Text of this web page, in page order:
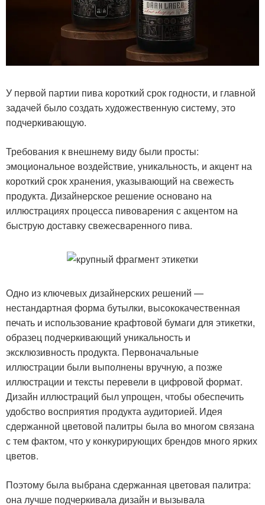
У первой партии пива короткий срок годности, и главной
задачей было создать художественную систему, это
подчеркивающую.
Требования к внешнему виду были просты:
эмоциональное воздействие, уникальность, и акцент на
короткий срок хранения, указывающий на свежесть
продукта. Дизайнерское решение основано на
иллюстрациях процесса пивоварения с акцентом на
быструю доставку свежесваренного пива.
Одно из ключевых дизайнерских решений —
нестандартная форма бутылки, высококачественная
печать и использование крафтовой бумаги для этикетки,
образец подчеркивающий уникальность и
эксклюзивность продукта. Первоначальные
иллюстрации были выполнены вручную, а позже
иллюстрации и тексты перевели в цифровой формат.
Дизайн иллюстраций был упрощен, чтобы обеспечить
удобство восприятия продукта аудиторией. Идея
сдержанной цветовой палитры была во многом связана
с тем фактом, что у конкурирующих брендов много ярких
цветов.
Поэтому была выбрана сдержанная цветовая палитра:
она лучше подчеркивала дизайн и вызывала